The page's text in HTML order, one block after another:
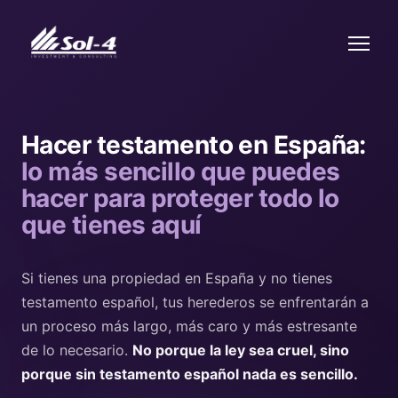
Hacer testamento en España:
lo más sencillo que puedes
hacer para proteger todo lo
que tienes aquí
Si tienes una propiedad en España y no tienes
testamento español, tus herederos se enfrentarán a
un proceso más largo, más caro y más estresante
de lo necesario. No porque la ley sea cruel, sino
porque sin testamento español nada es sencillo.